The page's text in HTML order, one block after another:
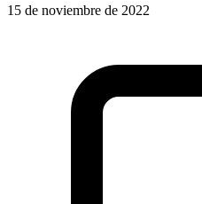
15 de noviembre de 2022